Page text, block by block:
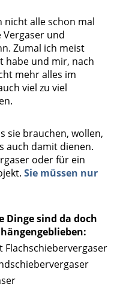
nicht alle schon mal
und
Zumal ich meist
habe und mir, nach
mehr alles im
viel zu viel
sie brauchen, wollen,
auch damit dienen.
oder für ein
Sie müssen nur
Dinge sind da doch
Flachschiebervergaser